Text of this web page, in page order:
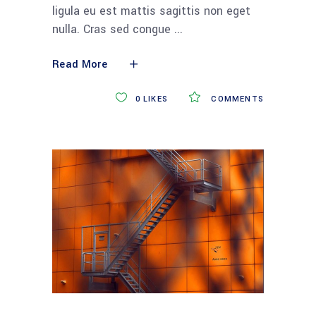
ligula eu est mattis sagittis non eget
nulla. Cras sed congue
Read More
COMMENTS
0 LIKES